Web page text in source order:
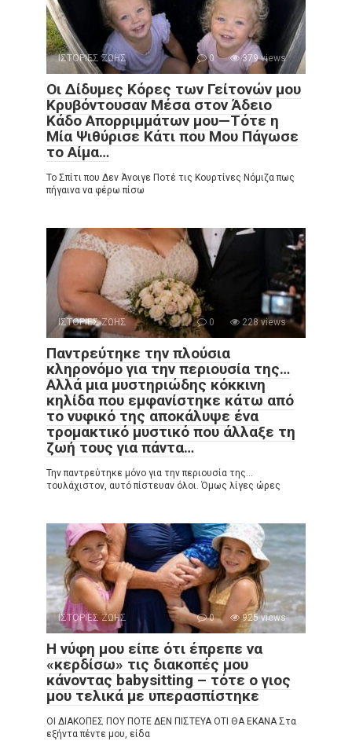
ΙΣΤΟΡΙΕΣ ΖΩΗΣ 0 379 views
Οι Δίδυμες Κόρες των Γείτονών μου
Κρυβόντουσαν Μέσα στον Άδειο
Κάδο Απορριμμάτων μου—Τότε η
Μία Ψιθύρισε Κάτι που Μου Πάγωσε
το Αίμα…
Το Σπίτι που Δεν Άνοιγε Ποτέ τις Κουρτίνες Νόμιζα πως
πήγαινα να φέρω πίσω
ΙΣΤΟΡΙΕΣ ΖΩΗΣ 0 228 views
Παντρεύτηκε την πλούσια
κληρονόμο για την περιουσία της…
Αλλά μια μυστηριώδης κόκκινη
κηλίδα που εμφανίστηκε κάτω από
το νυφικό της αποκάλυψε ένα
τρομακτικό μυστικό που άλλαξε τη
ζωή τους για πάντα…
Την παντρεύτηκε μόνο για την περιουσία της…
τουλάχιστον, αυτό πίστευαν όλοι. Όμως λίγες ώρες
ΙΣΤΟΡΙΕΣ ΖΩΗΣ 0 925 views
Η νύφη μου είπε ότι έπρεπε να
«κερδίσω» τις διακοπές μου
κάνοντας babysitting – τότε ο γιος
μου τελικά με υπερασπίστηκε
ΟΙ ΔΙΑΚΟΠΕΣ ΠΟΥ ΠΟΤΕ ΔΕΝ ΠΙΣΤΕΥΑ ΟΤΙ ΘΑ ΕΚΑΝΑ Στα
εξήντα πέντε μου, είδα